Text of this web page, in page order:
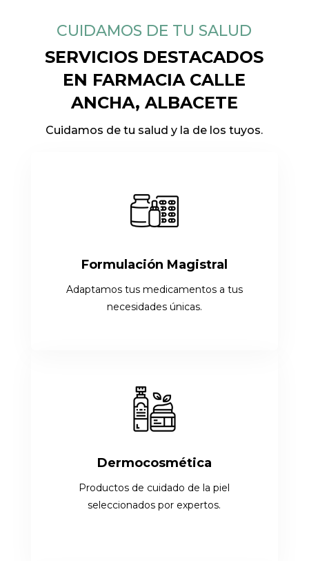
CUIDAMOS DE TU SALUD
SERVICIOS DESTACADOS
EN FARMACIA CALLE
ANCHA, ALBACETE
Cuidamos de tu salud y la de los tuyos.
Formulación Magistral
Adaptamos tus medicamentos a tus
necesidades únicas.
Dermocosmética
Productos de cuidado de la piel
seleccionados por expertos.